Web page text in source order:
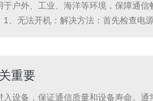
户外、工业、海洋等环境，保障通
无法开机：解决方法：首先检查电
重要
设备，保证通信质量和设备寿命。